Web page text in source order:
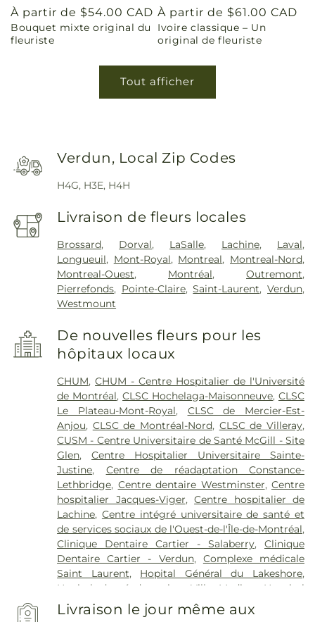
Prix
habituel
À partir de $54.00 CAD
Bouquet mixte original du
fleuriste
Prix
habituel
À partir de $61.00 CAD
Ivoire classique – Un
original de fleuriste
Tout afficher
Verdun, Local Zip Codes
H4G, H3E, H4H
Livraison de fleurs locales
Brossard, Dorval, LaSalle, Lachine, Laval,
Longueuil, Mont-Royal, Montreal, Montreal-Nord,
Montreal-Ouest, Montréal,Outremont,
Pierrefonds, Pointe-Claire,Saint-Laurent, Verdun,
Westmount
De nouvelles fleurs pour les
hôpitaux locaux
CHUM,CHUM - Centre Hospitalier de l'Université
de Montréal,CLSC Hochelaga-Maisonneuve,CLSC
Le Plateau-Mont-Royal, CLSC de Mercier-Est-
Anjou, CLSC de Montréal-Nord, CLSC de Villeray,
CUSM - Centre Universitaire de Santé McGill - Site
Glen,Centre Hospitalier Universitaire Sainte-
Justine, Centre de réadaptation Constance-
Lethbridge, Centre dentaire Westminster,Centre
hospitalier Jacques-Viger,Centre hospitalier de
Lachine, Centre intégré universitaire de santé et
de services sociaux de l'Ouest-de-l'Île-de-Montréal,
Clinique Dentaire Cartier - Salaberry, Clinique
Dentaire Cartier - Verdun, Complexe médicale
Saint Laurent, Hopital Général du Lakeshore,
Hopital de réadaptation Villa Medica
Hospital
Catherine Booth
, Hôpital Fleury
Talon ,Hôpital Maisonneuve-Rosemont
Livraison le jour même aux